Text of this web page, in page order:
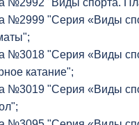
№2992 "Виды спорта.
№2999 "Серия «Виды
";
№3018 "Серия «Виды
катание";
№3019 "Серия «Виды
";